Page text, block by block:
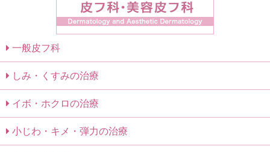
一般皮フ科
しみ・くすみの治療
イボ・ホクロの治療
小じわ・キメ・弾力の治療